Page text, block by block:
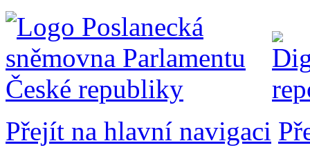
Přejít na hlavní navigaci